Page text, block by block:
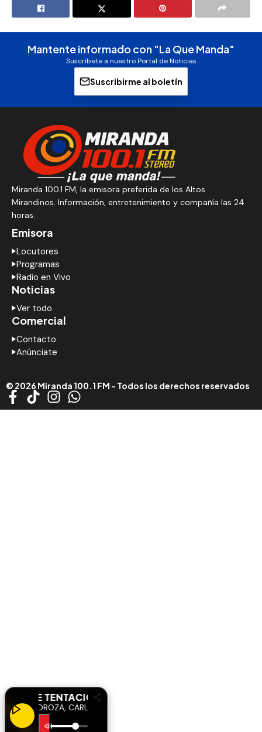
Mantente informado con "La Que Manda"
Suscríbete a nuestro Portal de Noticias
Suscribirme al boletín
Miranda 100.1 FM, la emisora preferida de los Altos
Mirandinos. Información, entretenimiento y compañía las 24
horas.
Emisora
Locutores
Programas
Radio en Vivo
Noticias
Ver todo
Comercial
Contacto
Anúnciate
© 2026 Miranda 100.1 FM - Todos los derechos reservados
DULCE TENTACIÓNDULCE TENTACIÓN
PEDROZA, CARLOS LUIS RIVAS